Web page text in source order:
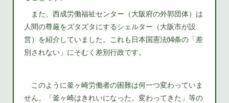
また、西成労働福祉センター（大阪府の外郭団体）は
人間の尊厳をズタズタにするシェルター（大阪市が設
営）を紹介していました。これも日本国憲法⒁条の「差
別されない」にそむく差別行政です。
このように釜ヶ崎労働者の困難は何一つ変わっていま
せん。「釜ヶ崎はきれいになった。変わってきた」等の